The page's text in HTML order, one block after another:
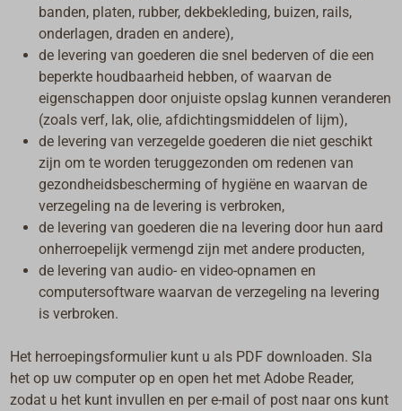
banden, platen, rubber, dekbekleding, buizen, rails,
onderlagen, draden en andere),
de levering van goederen die snel bederven of die een
beperkte houdbaarheid hebben, of waarvan de
eigenschappen door onjuiste opslag kunnen veranderen
(zoals verf, lak, olie, afdichtingsmiddelen of lijm),
de levering van verzegelde goederen die niet geschikt
zijn om te worden teruggezonden om redenen van
gezondheidsbescherming of hygiëne en waarvan de
verzegeling na de levering is verbroken,
de levering van goederen die na levering door hun aard
onherroepelijk vermengd zijn met andere producten,
de levering van audio- en video-opnamen en
computersoftware waarvan de verzegeling na levering
is verbroken.
Het herroepingsformulier kunt u als PDF downloaden. Sla
het op uw computer op en open het met Adobe Reader,
zodat u het kunt invullen en per e-mail of post naar ons kunt